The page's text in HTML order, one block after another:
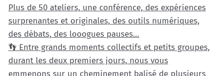
Plus de 50 ateliers, une conférence, des expériences
surprenantes et originales, des outils numériques,
des débats, des looogues pauses…
👣 Entre grands moments collectifs et petits groupes,
durant les deux premiers jours, nous vous
emmenons sur un cheminement balisé de plusieurs